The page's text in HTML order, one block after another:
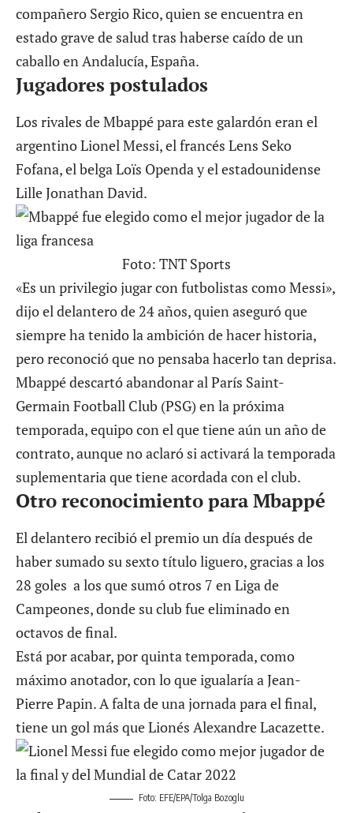
compañero Sergio Rico, quien se encuentra en
estado grave de salud tras haberse caído de un
caballo en Andalucía, España.
Jugadores postulados
Los rivales de Mbappé para este galardón eran el
argentino Lionel Messi, el francés Lens Seko
Fofana, el belga Loïs Openda y el estadounidense
Lille Jonathan David.
Foto: TNT Sports
«Es un privilegio jugar con futbolistas como Messi»,
dijo el delantero de 24 años, quien aseguró que
siempre ha tenido la ambición de hacer historia,
pero reconoció que no pensaba hacerlo tan deprisa.
Mbappé descartó abandonar al París Saint-
Germain Football Club (PSG) en la próxima
temporada, equipo con el que tiene aún un año de
contrato, aunque no aclaró si activará la temporada
suplementaria que tiene acordada con el club.
Otro reconocimiento para Mbappé
El delantero recibió el premio un día después de
haber sumado su sexto título liguero, gracias a los
28 goles a los que sumó otros 7 en Liga de
Campeones, donde su club fue eliminado en
octavos de final.
Está por acabar, por quinta temporada, como
máximo anotador, con lo que igualaría a Jean-
Pierre Papin. A falta de una jornada para el final,
tiene un gol más que Lionés Alexandre Lacazette.
Foto: EFE/EPA/Tolga Bozoglu